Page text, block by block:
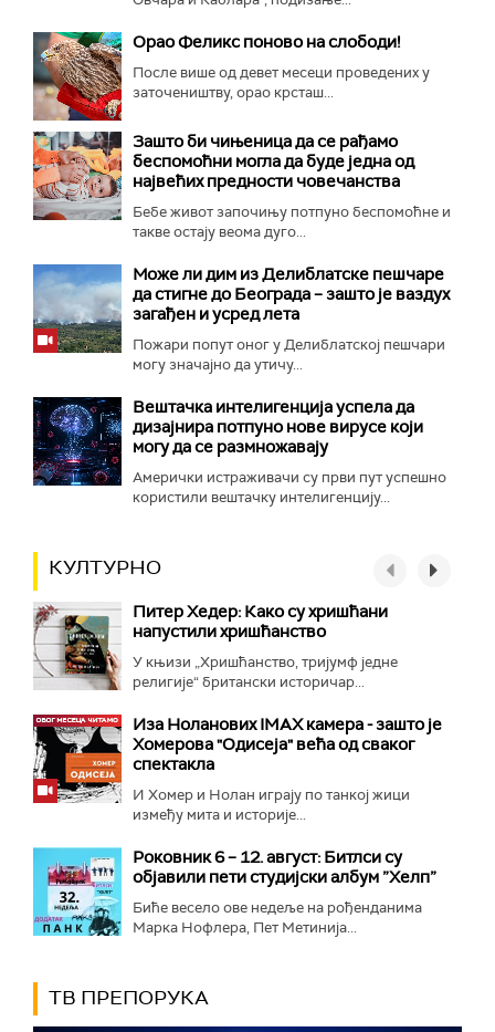
Орао Феликс поново на слободи!
После више од девет месеци проведених у
заточеништву, орао крсташ...
Зашто би чињеница да се рађамо
беспомоћни могла да буде једна од
највећих предности човечанства
Бебе живот започињу потпуно беспомоћне и
такве остају веома дуго...
Може ли дим из Делиблатске пешчаре
да стигне до Београда – зашто је ваздух
загађен и усред лета
Пожари попут оног у Делиблатској пешчари
могу значајно да утичу...
Вештачка интелигенција успела да
дизајнира потпуно нове вирусе који
могу да се размножавају
Амерички истраживачи су први пут успешно
користили вештачку интелигенцију...
КУЛТУРНО
Питер Хедер: Како су хришћани
напустили хришћанство
У књизи „Хришћанство, тријумф једне
религије“ британски историчар...
Иза Ноланових IMAX камера - зашто је
Хомерова "Одисеја" већа од сваког
спектакла
И Хомер и Нолан играју по танкој жици
између мита и историје...
Роковник 6 – 12. август: Битлси су
објавили пети студијски албум ”Хелп”
Биће весело ове недеље на рођенданима
Марка Нофлера, Пет Метинија...
ТВ ПРЕПОРУКА